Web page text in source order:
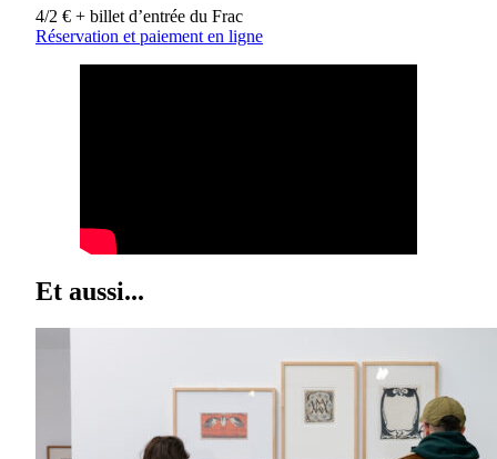
4/2 € + billet d’entrée du Frac
Réservation et paiement en ligne
Et aussi...